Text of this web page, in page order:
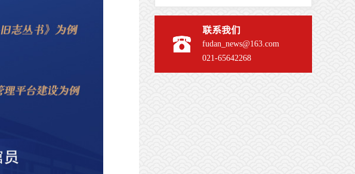
联系我们
fudan_news@163.com
021-65642268